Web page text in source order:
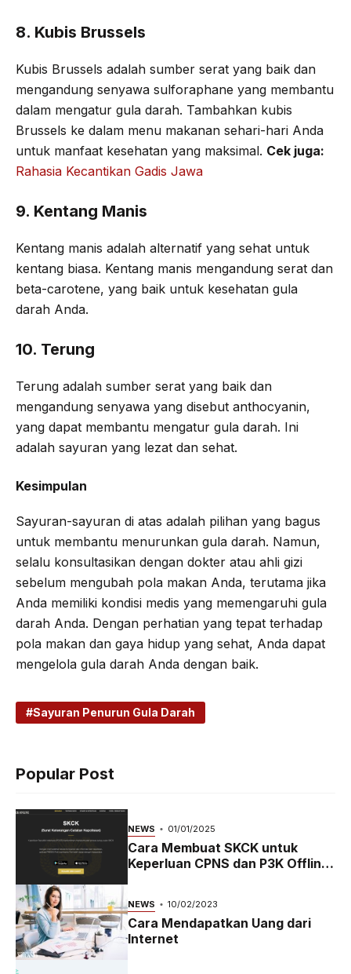
8. Kubis Brussels
Kubis Brussels adalah sumber serat yang baik dan
mengandung senyawa sulforaphane yang membantu
dalam mengatur gula darah. Tambahkan kubis
Brussels ke dalam menu makanan sehari-hari Anda
untuk manfaat kesehatan yang maksimal. Cek juga:
Rahasia Kecantikan Gadis Jawa
9. Kentang Manis
Kentang manis adalah alternatif yang sehat untuk
kentang biasa. Kentang manis mengandung serat dan
beta-carotene, yang baik untuk kesehatan gula
darah Anda.
10. Terung
Terung adalah sumber serat yang baik dan
mengandung senyawa yang disebut anthocyanin,
yang dapat membantu mengatur gula darah. Ini
adalah sayuran yang lezat dan sehat.
Kesimpulan
Sayuran-sayuran di atas adalah pilihan yang bagus
untuk membantu menurunkan gula darah. Namun,
selalu konsultasikan dengan dokter atau ahli gizi
sebelum mengubah pola makan Anda, terutama jika
Anda memiliki kondisi medis yang memengaruhi gula
darah Anda. Dengan perhatian yang tepat terhadap
pola makan dan gaya hidup yang sehat, Anda dapat
mengelola gula darah Anda dengan baik.
Sayuran Penurun Gula Darah
Popular Post
NEWS 01/01/2025
Cara Membuat SKCK untuk
Keperluan CPNS dan P3K Offline
NEWS 10/02/2023
Cara Mendapatkan Uang dari
Internet